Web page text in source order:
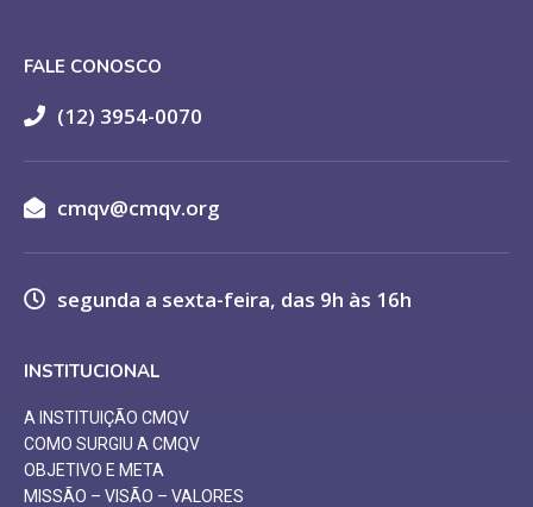
FALE CONOSCO
(12) 3954-0070
cmqv@cmqv.org
segunda a sexta-feira, das 9h às 16h
INSTITUCIONAL
A INSTITUIÇÃO CMQV
COMO SURGIU A CMQV
OBJETIVO E META
MISSÃO – VISÃO – VALORES